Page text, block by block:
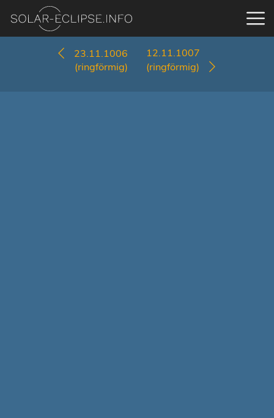
23.11.1006
(ringförmig)
12.11.1007
(ringförmig)